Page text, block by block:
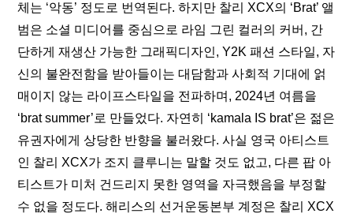
체는 ‘악동’ 정도로 번역된다. 하지만 찰리 XCX의 ‘Brat’ 앨
범은 소셜 미디어를 중심으로 라임 그린 컬러의 커버, 간
단하게 재생산 가능한 그래픽디자인, Y2K 패션 스타일, 자
신의 불완전함을 받아들이는 대담함과 사회적 기대에 얽
매이지 않는 라이프스타일을 전파하며, 2024년 여름을
‘brat summer’로 만들었다. 자연히 ‘kamala IS brat’은 젊은
유권자에게 상당한 반향을 불러왔다. 사실 영국 아티스트
인 찰리 XCX가 조지 클루니는 말할 것도 없고, 다른 팝 아
티스트가 미처 건드리지 못한 영역을 자극했음을 부정할
수 없을 정도다. 해리스의 선거운동본부 계정은 찰리 XCX